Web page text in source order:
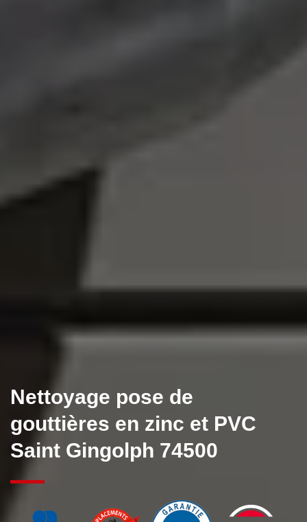
Nettoyage pose de
gouttières en zinc et PVC
Saint Gingolph 74500